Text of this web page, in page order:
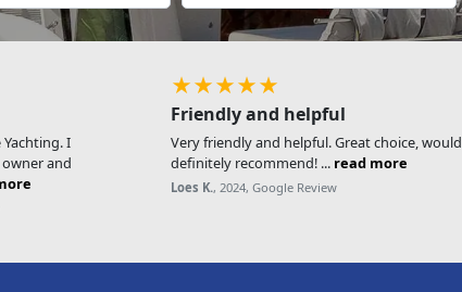
I
and
★★★★★
Friendly and helpful
Very friendly and helpful. Great choice, would
definitely recommend! ... read more
Loes K., 2024, Google Review